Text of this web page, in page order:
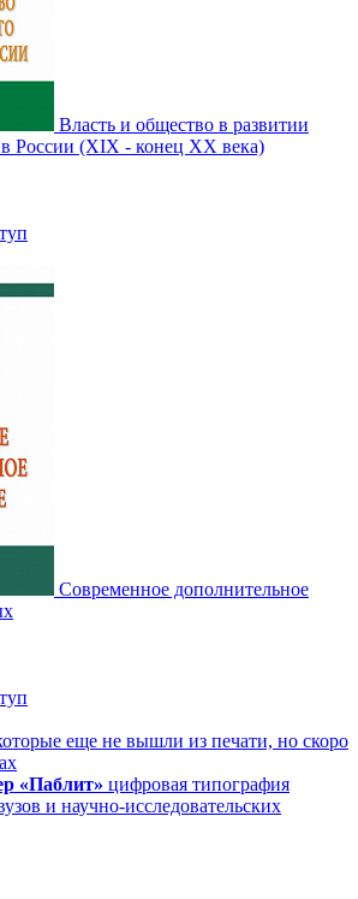
Власть и общество в развитии
России (XIX - конец XX века)
Современное дополнительное
еще не вышли из печати, но скоро
«Паблит» цифровая типография
и научно-исследовательских